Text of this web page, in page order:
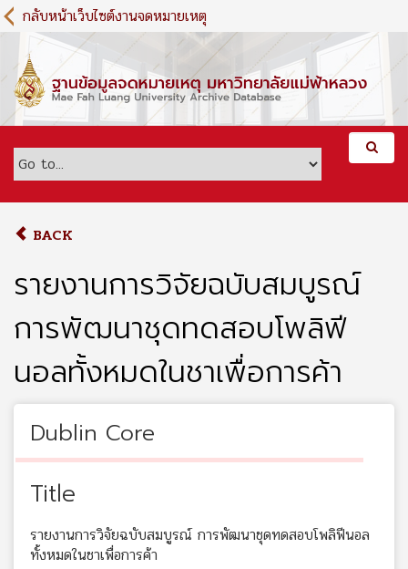
S
k
m
c
กลับหน้าเว็บไซต์งานจดหมายเหตุ
BACK
รายงานการวิจัยฉบับสมบูรณ์
การพัฒนาชุดทดสอบโพลิฟี
นอลทั้งหมดในชาเพื่อการค้า
Dublin Core
Title
รายงานการวิจัยฉบับสมบูรณ์ การพัฒนาชุดทดสอบโพลิฟีนอล
ทั้งหมดในชาเพื่อการค้า